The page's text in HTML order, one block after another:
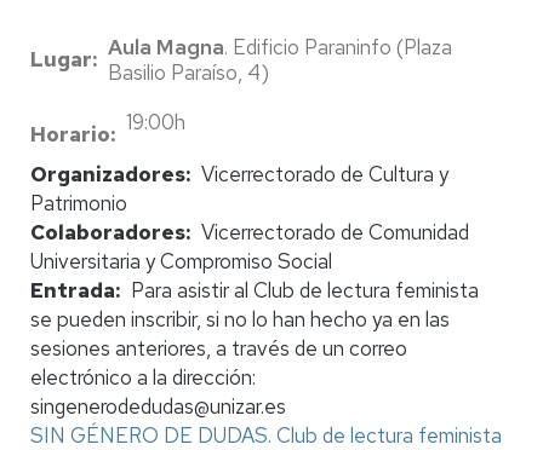
Lugar Aula Magna. Edificio Paraninfo (Plaza
Basilio Paraíso, 4)
Horario
19:00h
Organizadores Vicerrectorado de Cultura y
Patrimonio
Colaboradores Vicerrectorado de Comunidad
Universitaria y Compromiso Social
Entrada
Para asistir al Club de lectura feminista
se pueden inscribir, si no lo han hecho ya en las
sesiones anteriores, a través de un correo
electrónico a la dirección:
singenerodedudas@unizar.es
SIN GÉNERO DE DUDAS. Club de lectura feminista